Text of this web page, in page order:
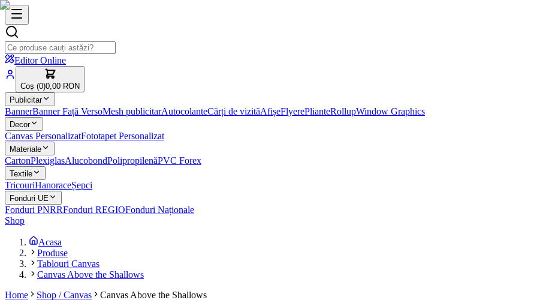
Editor Online
Coș (0)0,00 RON
Publicitar
BannerBanner Față VersoMesh publicitarAutocolanteCărți de vizităAfișeFlyerePlianteRollupWindow Graphics
Decor
Canvas PersonalizatFototapet Personalizat
Materiale
CartonPlexiglasAlucobondPolipropilenăPVC Forex
Textile
TricouriHanoraceȘepci
Fonduri UE
Fonduri PNRRFonduri REGIOFonduri Naționale
Shop
Acasa
Produse
Tablouri Canvas
Canvas Above the Shallows
Home
Shop / Canvas Canvas Above the Shallows